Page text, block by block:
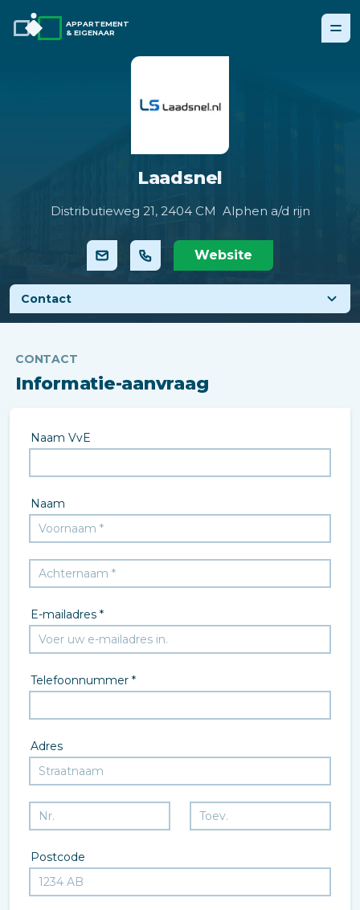
APPARTEMENT
& EIGENAAR
Laadsnel
Distributieweg 21, 2404 CM Alphen a/d rijn
Website
Contact
CONTACT
Informatie-aanvraag
Naam VvE
Naam
E-mailadres *
Telefoonnummer *
Adres
Postcode